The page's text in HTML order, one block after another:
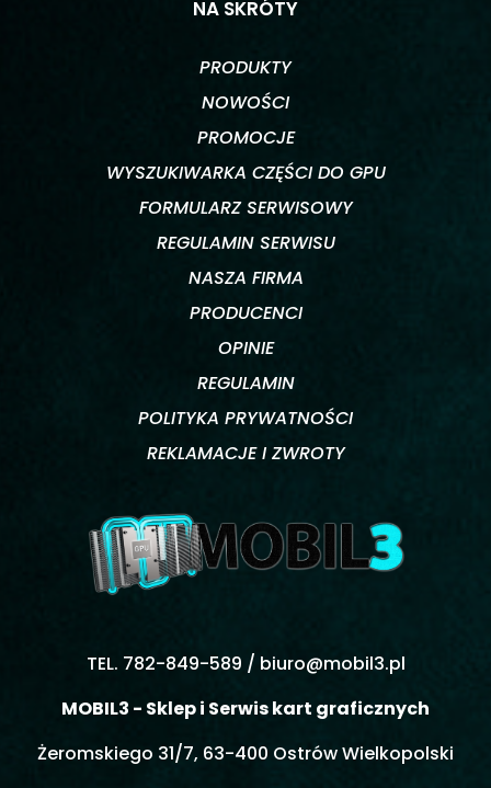
NA SKRÓTY
PRODUKTY
NOWOŚCI
PROMOCJE
WYSZUKIWARKA CZĘŚCI DO GPU
FORMULARZ SERWISOWY
REGULAMIN SERWISU
NASZA FIRMA
PRODUCENCI
OPINIE
REGULAMIN
POLITYKA PRYWATNOŚCI
REKLAMACJE I ZWROTY
TEL. 782-849-589 / biuro@mobil3.pl
MOBIL3 - Sklep i Serwis kart graficznych
Żeromskiego 31/7, 63-400 Ostrów Wielkopolski